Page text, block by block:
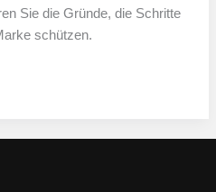
Sie die Gründe, die Schritte
schützen.